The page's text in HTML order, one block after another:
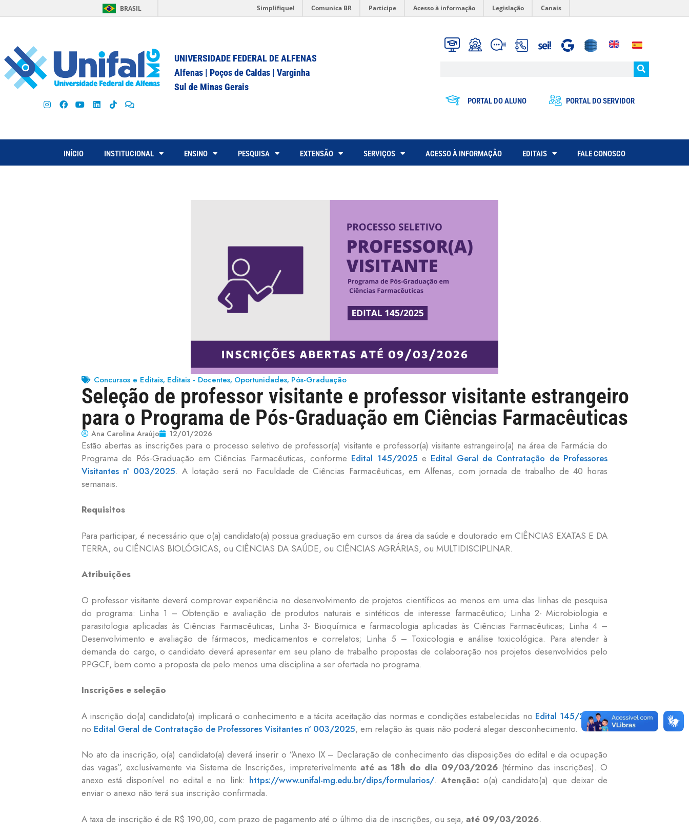
BRASIL Simplifique! Comunica BR Participe Acesso à informação Legislação Canais
UNIVERSIDADE FEDERAL DE ALFENAS
Alfenas | Poços de Caldas | Varginha
Sul de Minas Gerais
PORTAL DO ALUNO PORTAL DO SERVIDOR
INÍCIO INSTITUCIONAL ENSINO PESQUISA EXTENSÃO SERVIÇOS ACESSO À INFORMAÇÃO EDITAIS FALE CONOSCO
Concursos e Editais, Editais - Docentes, Oportunidades, Pós-Graduação
Seleção de professor visitante e professor visitante estrangeiro
para o Programa de Pós-Graduação em Ciências Farmacêuticas
Ana Carolina Araújo 12/01/2026
Estão abertas as inscrições para o processo seletivo de professor(a) visitante e professor(a) visitante estrangeiro(a) na área de Farmácia do
Programa de Pós-Graduação em Ciências Farmacêuticas, conforme Edital 145/2025 e Edital Geral de Contratação de Professores
Visitantes nº 003/2025. A lotação será no Faculdade de Ciências Farmacêuticas, em Alfenas, com jornada de trabalho de 40 horas
semanais.
Requisitos
Para participar, é necessário que o(a) candidato(a) possua graduação em cursos da área da saúde e doutorado em CIÊNCIAS EXATAS E DA
TERRA, ou CIÊNCIAS BIOLÓGICAS, ou CIÊNCIAS DA SAÚDE, ou CIÊNCIAS AGRÁRIAS, ou MULTIDISCIPLINAR.
Atribuições
O professor visitante deverá comprovar experiência no desenvolvimento de projetos científicos ao menos em uma das linhas de pesquisa
do programa: Linha 1 – Obtenção e avaliação de produtos naturais e sintéticos de interesse farmacêutico; Linha 2- Microbiologia e
parasitologia aplicadas às Ciências Farmacêuticas; Linha 3- Bioquímica e farmacologia aplicadas às Ciências Farmacêuticas; Linha 4 –
Desenvolvimento e avaliação de fármacos, medicamentos e correlatos; Linha 5 – Toxicologia e análise toxicológica. Para atender à
demanda do cargo, o candidato deverá apresentar em seu plano de trabalho propostas de colaboração nos projetos desenvolvidos pelo
PPGCF, bem como a proposta de pelo menos uma disciplina a ser ofertada no programa.
Inscrições e seleção
A inscrição do(a) candidato(a) implicará o conhecimento e a tácita aceitação das normas e condições estabelecidas no Edital 145/2025e
no Edital Geral de Contratação de Professores Visitantes nº 003/2025, em relação às quais não poderá alegar desconhecimento.
No ato da inscrição, o(a) candidato(a) deverá inserir o “Anexo IX – Declaração de conhecimento das disposições do edital e da ocupação
das vagas”, exclusivamente via Sistema de Inscrições, impreterivelmente até as 18h do dia 09/03/2026 (término das inscrições). O
anexo está disponível no edital e no link: https://www.unifal-mg.edu.br/dips/formularios/. Atenção: o(a) candidato(a) que deixar de
enviar o anexo não terá sua inscrição confirmada.
A taxa de inscrição é de R$ 190,00, com prazo de pagamento até o último dia de inscrições, ou seja, até 09/03/2026.